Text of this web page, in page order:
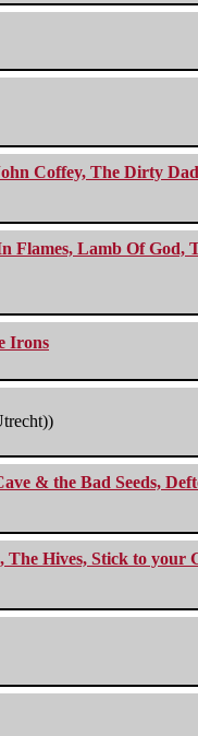
Coffey, The Dirty
Flames, Lamb Of
Irons
& the Bad Seeds,
Hives, Stick to your